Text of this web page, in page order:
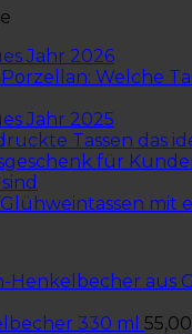
Jahr 2026
Welche
Jahr 2025
Tassen das
für
mit
330 ml 55,00